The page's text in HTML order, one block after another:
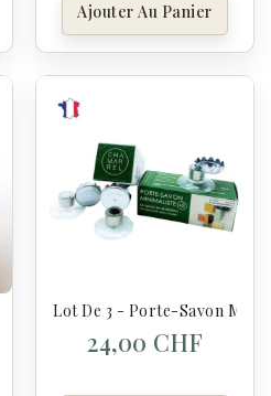
Ajouter Au Panier
Aimanté
Lot De 3 - Porte-Savon
24,00 CHF